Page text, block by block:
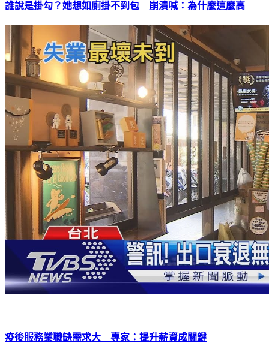
誰說是掛勾？她想如廁掛不到包 崩潰喊：為什麼這麼高
疫後服務業職缺需求大 專家：提升薪資成關鍵